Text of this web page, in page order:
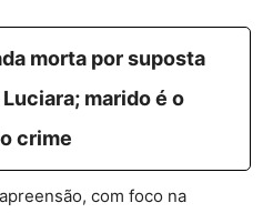
morta por suposta
marido é o
crime
com foco na